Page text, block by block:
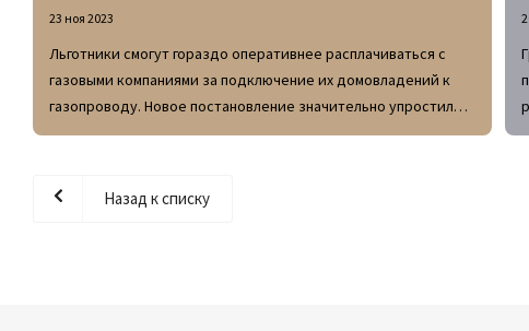
23 ноя 2023
Льготники смогут гораздо оперативнее расплачиваться с
газовыми компаниями за подключение их домовладений к
газопроводу. Новое постановление значительно упростило
процесс погашения стоимости работ.
Назад к списку